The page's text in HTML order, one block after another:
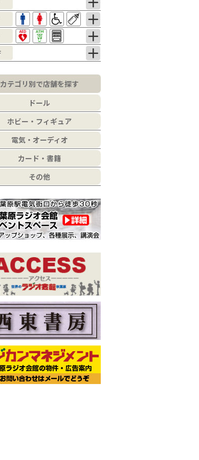
カテゴリ別で店舗を探す
ドール
ホビー・フィギュア
電気・オーディオ
カード・書籍
その他